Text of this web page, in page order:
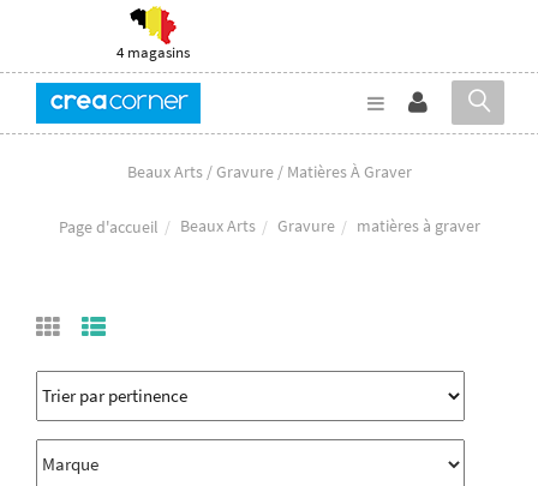
4 magasins
Beaux Arts / Gravure / Matières À Graver
Page d'accueil Beaux Arts Gravure matières à graver